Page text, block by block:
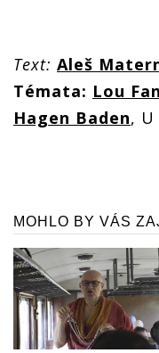
Text: Aleš
Témata: Lou
Hagen Baden, U
MOHLO BY VÁS